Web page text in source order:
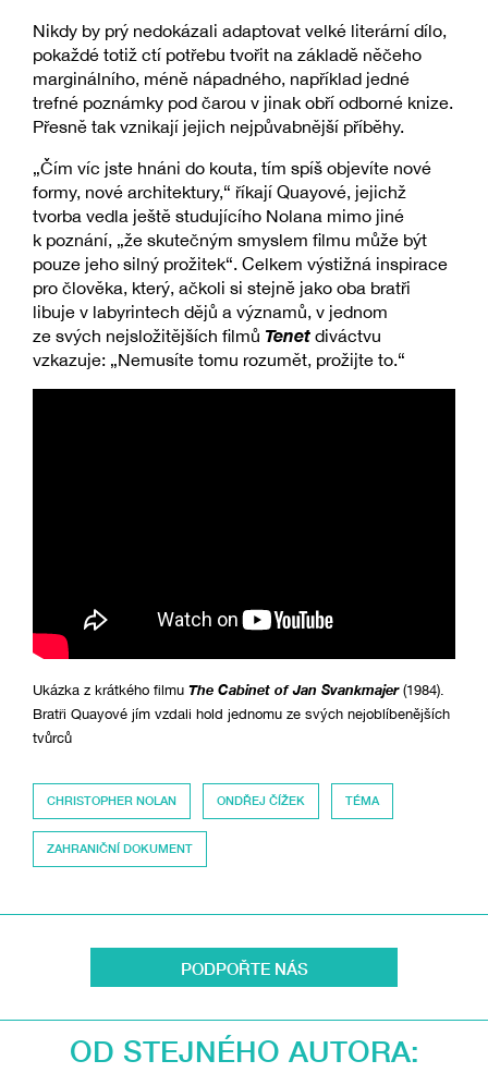
Nikdy by prý nedokázali adaptovat velké literární dílo,
pokaždé totiž ctí potřebu tvořit na základě něčeho
marginálního, méně nápadného, například jedné
trefné poznámky pod čarou v jinak obří odborné knize.
Přesně tak vznikají jejich nejpůvabnější příběhy.
„Čím víc jste hnáni do kouta, tím spíš objevíte nové
formy, nové architektury,“ říkají Quayové, jejichž
tvorba vedla ještě studujícího Nolana mimo jiné
k poznání, „že skutečným smyslem filmu může být
pouze jeho silný prožitek“. Celkem výstižná inspirace
pro člověka, který, ačkoli si stejně jako oba bratři
libuje v labyrintech dějů a významů, v jednom
ze svých nejsložitějších filmů Tenet diváctvu
vzkazuje: „Nemusíte tomu rozumět, prožijte to.“
Ukázka z krátkého filmu The Cabinet of Jan Svankmajer (1984).
Bratři Quayové jím vzdali hold jednomu ze svých nejoblíbenějších
tvůrců
CHRISTOPHER NOLAN ONDŘEJ ČÍŽEK TÉMA
ZAHRANIČNÍ DOKUMENT
PODPOŘTE NÁS
OD STEJNÉHO AUTORA: